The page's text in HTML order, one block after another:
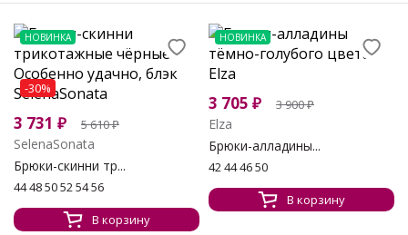
НОВИНКА
-30%
3 731 ₽ 5 610₽
SelenaSonata
Брюки-скинни тр...
44 48 50 52 54 56
В корзину
НОВИНКА
3 705 ₽ 3 900₽
Elza
Брюки-алладины...
42 44 46 50
В корзину